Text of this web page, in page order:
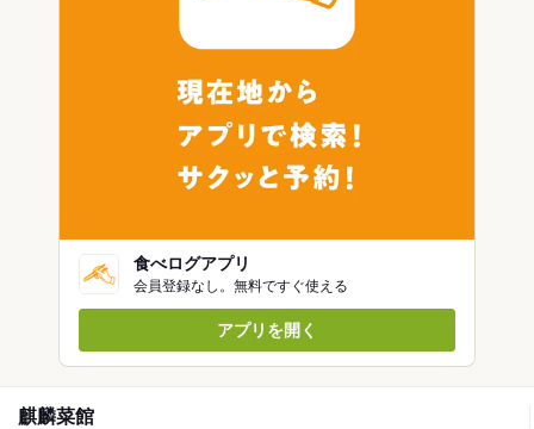
食べログアプリ
会員登録なし。無料ですぐ使える
アプリを開く
麒麟菜館